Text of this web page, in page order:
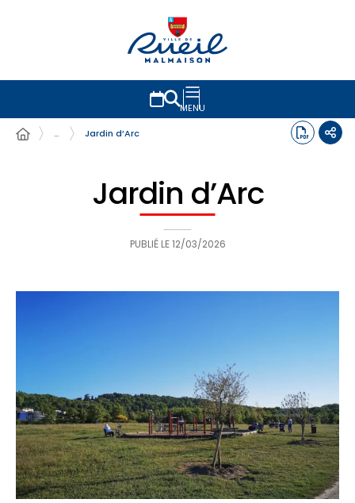
MENU
…
Jardin d’Arc
Jardin d’Arc
PUBLIÉ LE 12/03/2026